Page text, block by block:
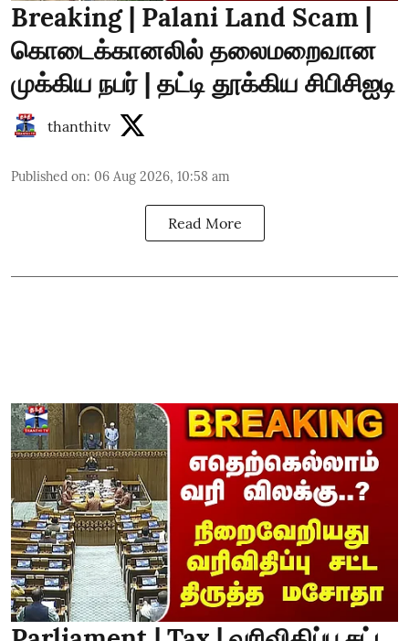
Breaking | Palani Land Scam |
கொடைக்கானலில் தலைமறைவான
முக்கிய நபர் | தட்டி தூக்கிய சிபிசிஐடி
thanthitv
Published on: 06 Aug 2026, 10:58 am
Read More